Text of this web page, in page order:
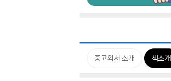
중고외서 소개 책소개